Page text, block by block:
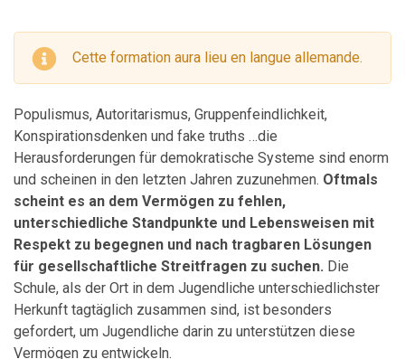
Cette formation aura lieu en langue allemande.
Populismus, Autoritarismus, Gruppenfeindlichkeit,
Konspirationsdenken und fake truths …die
Herausforderungen für demokratische Systeme sind enorm
und scheinen in den letzten Jahren zuzunehmen. Oftmals
scheint es an dem Vermögen zu fehlen,
unterschiedliche Standpunkte und Lebensweisen mit
Respekt zu begegnen und nach tragbaren Lösungen
für gesellschaftliche Streitfragen zu suchen. Die
Schule, als der Ort in dem Jugendliche unterschiedlichster
Herkunft tagtäglich zusammen sind, ist besonders
gefordert, um Jugendliche darin zu unterstützen diese
Vermögen zu entwickeln.